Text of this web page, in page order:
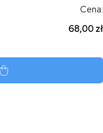
Cena:
68,00 zł